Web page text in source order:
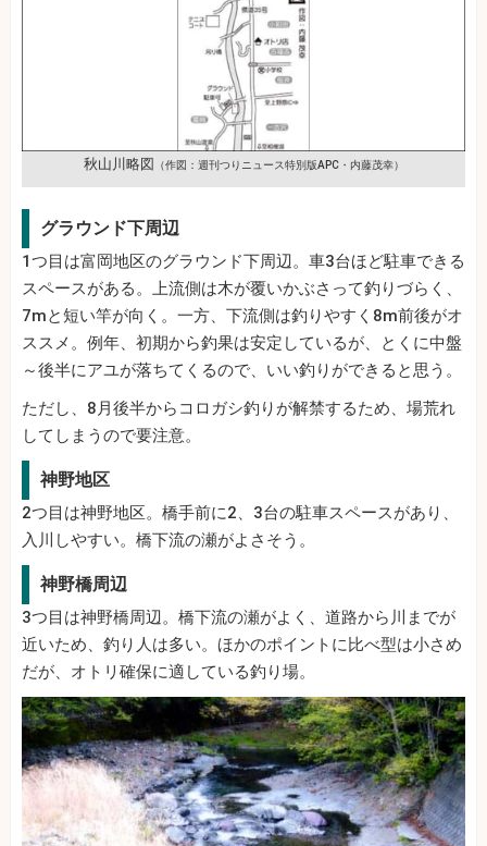
秋山川略図 （作図：週刊つりニュース特別版APC・内藤茂幸）
グラウンド下周辺
1つ目は富岡地区のグラウンド下周辺。車3台ほど駐車できる
スペースがある。上流側は木が覆いかぶさって釣りづらく、
7mと短い竿が向く。一方、下流側は釣りやすく8m前後がオ
ススメ。例年、初期から釣果は安定しているが、とくに中盤
～後半にアユが落ちてくるので、いい釣りができると思う。
ただし、8月後半からコロガシ釣りが解禁するため、場荒れ
してしまうので要注意。
神野地区
2つ目は神野地区。橋手前に2、3台の駐車スペースがあり、
入川しやすい。橋下流の瀬がよさそう。
神野橋周辺
3つ目は神野橋周辺。橋下流の瀬がよく、道路から川までが
近いため、釣り人は多い。ほかのポイントに比べ型は小さめ
だが、オトリ確保に適している釣り場。